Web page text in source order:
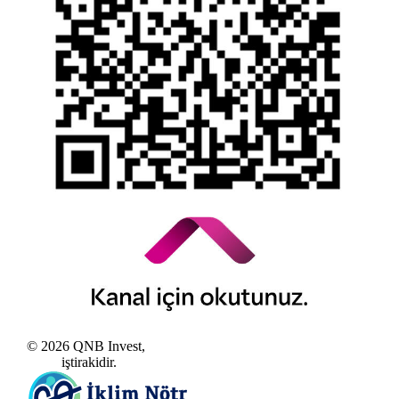
Kamuyu Aydınlatma Esaslarına İlişkin Duyuru
© 2026 QNB Invest,
iştirakidir.